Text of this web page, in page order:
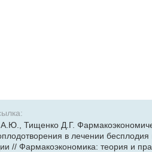
Тищенко Д.Г.
в лечении
// Фармакоэкономика: теория и